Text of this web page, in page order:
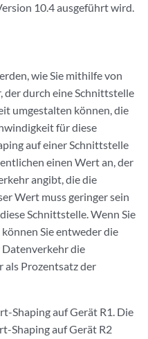
10.4 ausgeführt wird.
wie Sie mithilfe von
der durch eine Schnittstelle
umgestalten können, die
für diese
auf einer Schnittstelle
einen Wert an, der
angibt, die die
Wert muss geringer sein
Schnittstelle. Wenn Sie
Sie entweder die
Datenverkehr die
als Prozentsatz der
Shaping auf Gerät R1. Die
Shaping auf Gerät R2